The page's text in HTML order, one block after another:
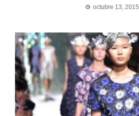
octubre 13, 2015